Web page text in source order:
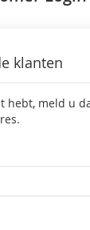
klanten
hebt, meld u